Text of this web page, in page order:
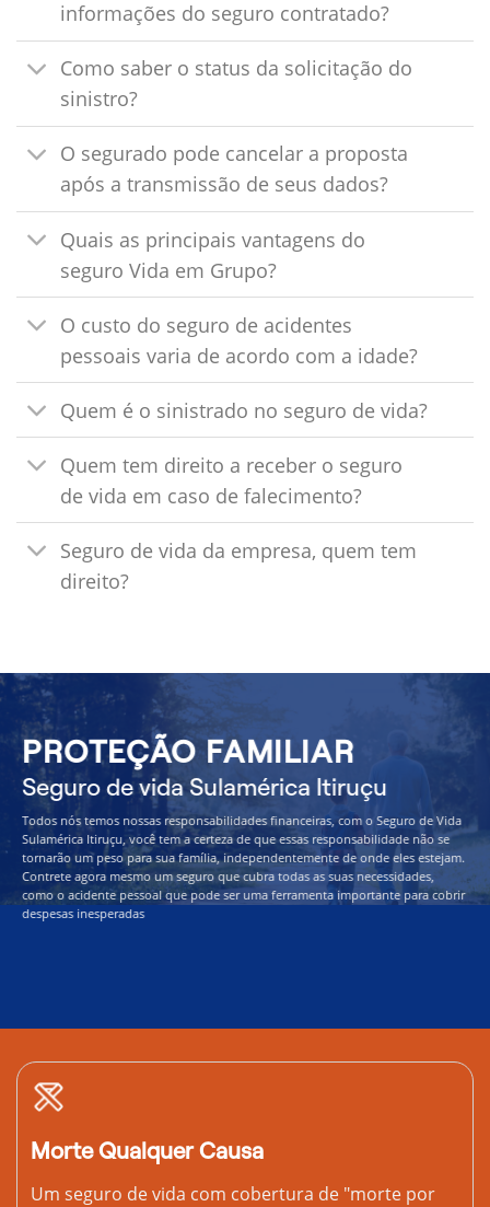
informações do seguro contratado?
Como saber o status da solicitação do
sinistro?
O segurado pode cancelar a proposta
após a transmissão de seus dados?
Quais as principais vantagens do
seguro Vida em Grupo?
O custo do seguro de acidentes
pessoais varia de acordo com a idade?
Quem é o sinistrado no seguro de vida?
Quem tem direito a receber o seguro
de vida em caso de falecimento?
Seguro de vida da empresa, quem tem
direito?
PROTEÇÃO FAMILIAR
Seguro de vida Sulamérica Itiruçu
Todos nós temos nossas responsabilidades financeiras, com o Seguro de Vida
Sulamérica Itiruçu, você tem a certeza de que essas responsabilidade não se
tornarão um peso para sua família, independentemente de onde eles estejam.
Contrete agora mesmo um seguro que cubra todas as suas necessidades,
como o acidente pessoal que pode ser uma ferramenta importante para cobrir
despesas inesperadas
Morte Qualquer Causa
Um seguro de vida com cobertura de "morte por